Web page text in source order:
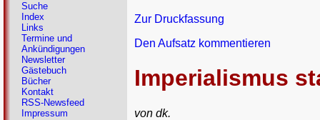
Zur Druckfassung
Den Aufsatz kommentieren
Imperialismus
von dk.
Suche
Index
Links
Termine und
Ankündigungen
Newsletter
Gästebuch
Bücher
Kontakt
RSS-Newsfeed
Impressum